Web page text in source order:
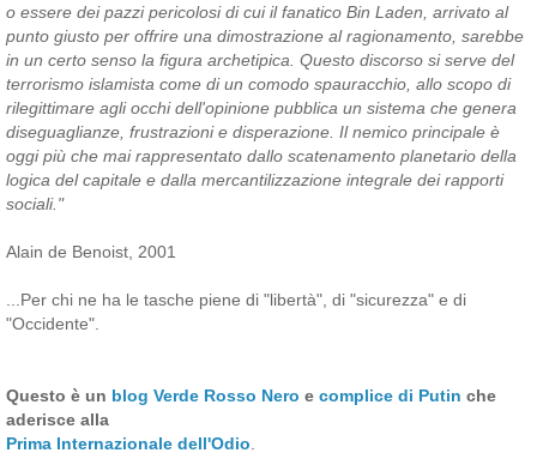
o essere dei pazzi pericolosi di cui il fanatico Bin Laden, arrivato al
punto giusto per offrire una dimostrazione al ragionamento, sarebbe
in un certo senso la figura archetipica. Questo discorso si serve del
terrorismo islamista come di un comodo spauracchio, allo scopo di
rilegittimare agli occhi dell'opinione pubblica un sistema che genera
diseguaglianze, frustrazioni e disperazione. Il nemico principale è
oggi più che mai rappresentato dallo scatenamento planetario della
logica del capitale e dalla mercantilizzazione integrale dei rapporti
sociali."
Alain de Benoist, 2001
...Per chi ne ha le tasche piene di "libertà", di "sicurezza" e di
"Occidente".
Questo è un blog Verde Rosso Nero e complice di Putin che
aderisce alla
Prima Internazionale dell'Odio